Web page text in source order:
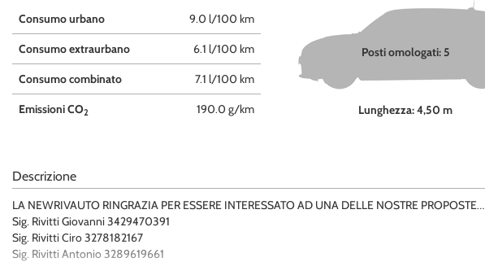
Consumo urbano 9.0 l/100 km
Consumo extraurbano 6.1 l/100 km
Consumo combinato 7.1 l/100 km
Emissioni CO2 190.0 g/km
Posti omologati: 5
Lunghezza: 4,50 m
Descrizione
LA NEWRIVAUTO RINGRAZIA PER ESSERE INTERESSATO AD UNA DELLE NOSTRE PROPOSTE…
Sig. Rivitti Giovanni 3429470391
Sig. Rivitti Ciro 3278182167
Sig. Rivitti Antonio 3289619661
Cookie necessari
Cookie delle preferenze
Cookie di marketing